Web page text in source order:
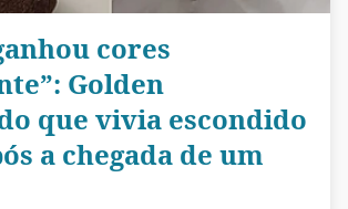
cores
Golden
que vivia escondido
a chegada de um